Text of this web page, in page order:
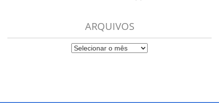
ARQUIVOS